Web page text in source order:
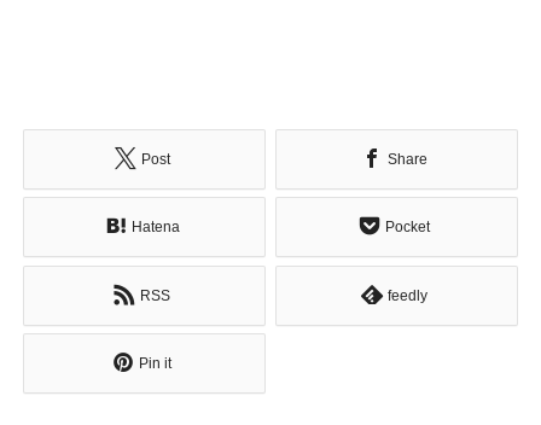
Post Share
Hatena Pocket
RSS feedly
Pin it